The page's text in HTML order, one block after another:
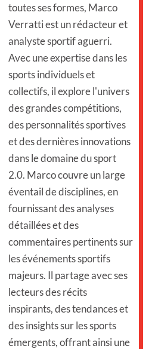
toutes ses formes, Marco
Verratti est un rédacteur et
analyste sportif aguerri.
Avec une expertise dans les
sports individuels et
collectifs, il explore l'univers
des grandes compétitions,
des personnalités sportives
et des dernières innovations
dans le domaine du sport
2.0. Marco couvre un large
éventail de disciplines, en
fournissant des analyses
détaillées et des
commentaires pertinents sur
les événements sportifs
majeurs. Il partage avec ses
lecteurs des récits
inspirants, des tendances et
des insights sur les sports
émergents, offrant ainsi une